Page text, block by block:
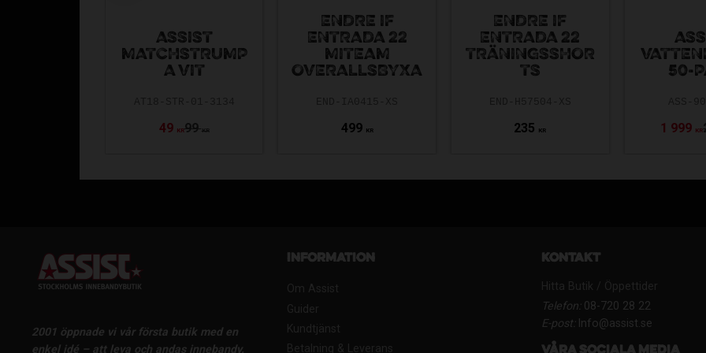
ASSIST
MATCHSTRUMP
A VIT
49 KR99 KR
ENDRE IF
ENTRADA 22
MITEAM
OVERALLSBYXA
499 KR
ENDRE IF
ENTRADA 22
TRÄNINGSSHOR
TS
235 KR
50-
1 999 KR
2001 öppnade vi vår första butik med en
enkel idé – att leva och andas innebandy.
Information
Om Assist
Guider
Kundtjänst
Betalning & Leverans
Kontakt
Hitta Butik / Öppettider
Telefon:08-720 28 22
E-post:Info@assist.se